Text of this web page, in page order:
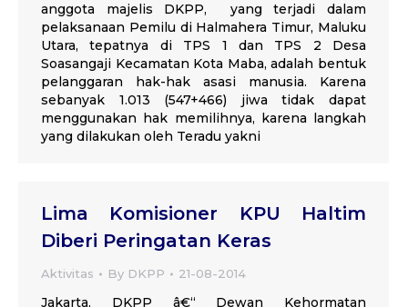
anggota majelis DKPP, yang terjadi dalam
pelaksanaan Pemilu di Halmahera Timur, Maluku
Utara, tepatnya di TPS 1 dan TPS 2 Desa
Soasangaji Kecamatan Kota Maba, adalah bentuk
pelanggaran hak-hak asasi manusia. Karena
sebanyak 1.013 (547+466) jiwa tidak dapat
menggunakan hak memilihnya, karena langkah
yang dilakukan oleh Teradu yakni
Lima Komisioner KPU Haltim
Diberi Peringatan Keras
Aktivitas By DKPP 21-08-2014
Jakarta, DKPP â€“ Dewan Kehormatan